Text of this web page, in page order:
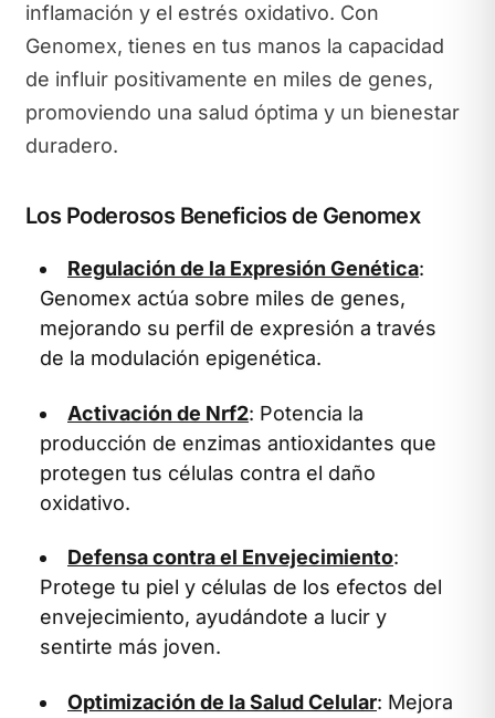
inflamación y el estrés oxidativo. Con
Genomex, tienes en tus manos la capacidad
de influir positivamente en miles de genes,
promoviendo una salud óptima y un bienestar
duradero.
Los Poderosos Beneficios de Genomex
Regulación de la Expresión Genética:
Genomex actúa sobre miles de genes,
mejorando su perfil de expresión a través
de la modulación epigenética.
Activación de Nrf2: Potencia la
producción de enzimas antioxidantes que
protegen tus células contra el daño
oxidativo.
Defensa contra el Envejecimiento:
Protege tu piel y células de los efectos del
envejecimiento, ayudándote a lucir y
sentirte más joven.
Optimización de la Salud Celular: Mejora